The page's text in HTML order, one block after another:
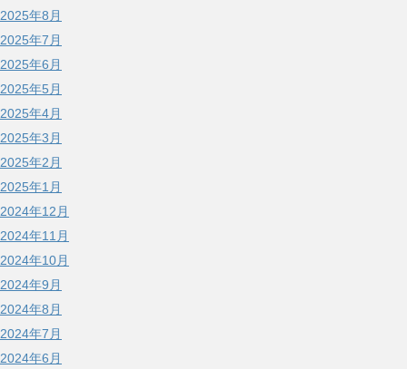
2025年8月
2025年7月
2025年6月
2025年5月
2025年4月
2025年3月
2025年2月
2025年1月
2024年12月
2024年11月
2024年10月
2024年9月
2024年8月
2024年7月
2024年6月